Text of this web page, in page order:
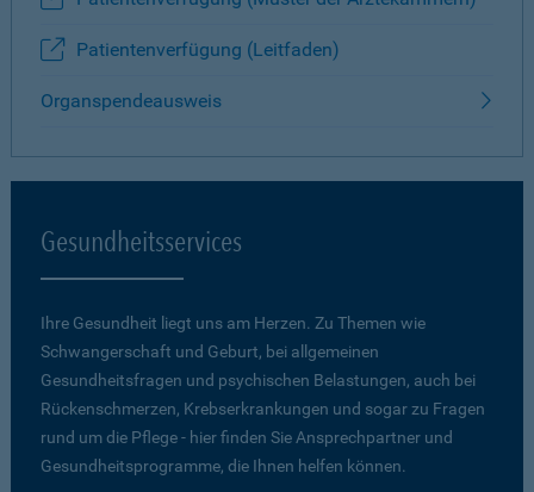
Patientenverfügung (Leitfaden)
Organspendeausweis
Gesundheitsservices
Ihre Gesundheit liegt uns am Herzen. Zu Themen wie
Schwangerschaft und Geburt, bei allgemeinen
Gesundheitsfragen und psychischen Belastungen, auch bei
Rückenschmerzen, Krebserkrankungen und sogar zu Fragen
rund um die Pflege - hier finden Sie Ansprechpartner und
Gesundheitsprogramme, die Ihnen helfen können.